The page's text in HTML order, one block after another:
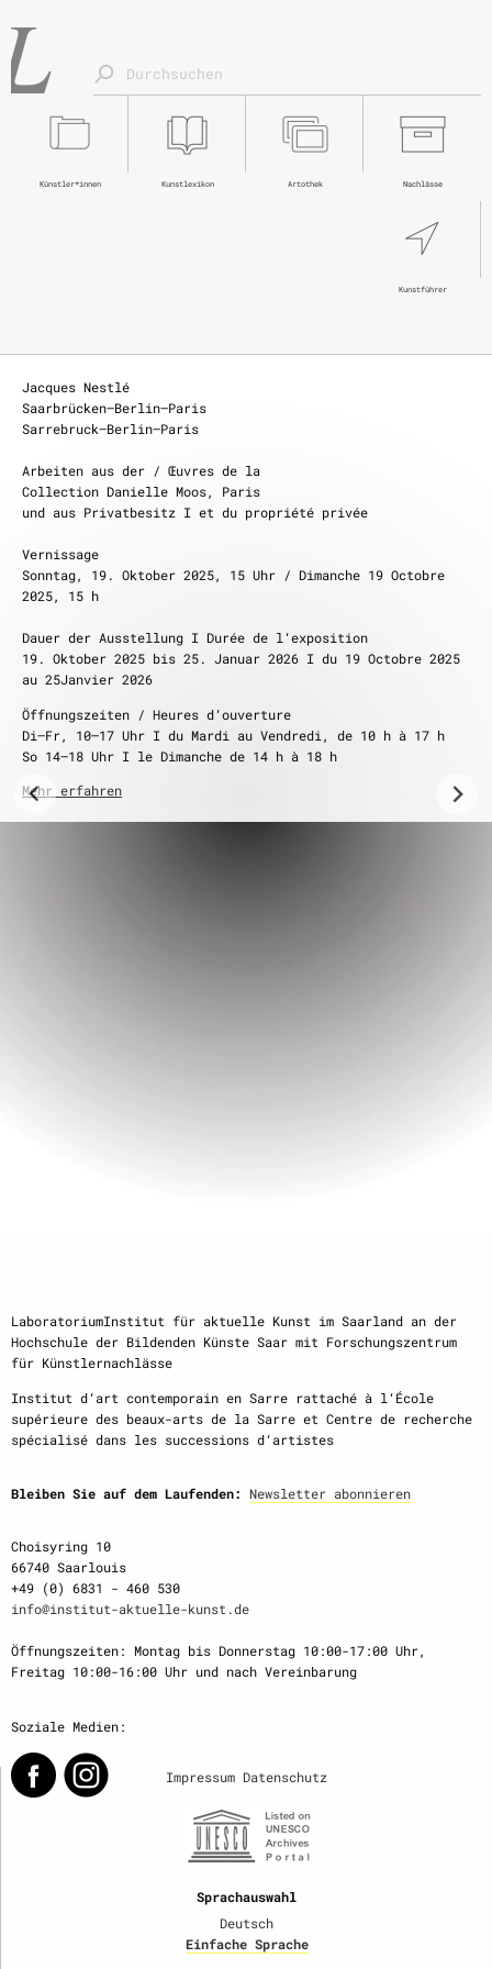
Nachlässe
Artothek
Kunstlexikon
Künstler*innen
Kunstführer
Jacques Nestlé
Saarbrücken—Berlin—Paris
Sarrebruck—Berlin—Paris
Arbeiten aus der / Œuvres de la
Collection Danielle Moos, Paris
und aus Privatbesitz I et du propriété privée
Vernissage
Sonntag, 19. Oktober 2025, 15 Uhr / Dimanche 19 Octobre
2025, 15 h
Dauer der Ausstellung I Durée de l‘exposition
19. Oktober 2025 bis 25. Januar 2026 I du 19 Octobre 2025
au 25Janvier 2026
Öffnungszeiten / Heures d‘ouverture
Di–Fr, 10–17 Uhr I du Mardi au Vendredi, de 10 h à 17 h
So 14–18 Uhr I le Dimanche de 14 h à 18 h
Mehr erfahren
Mehr erfahren
LaboratoriumInstitut für aktuelle Kunst im Saarland an der
Hochschule der Bildenden Künste Saar mit Forschungszentrum
für Künstlernachlässe
Institut d‘art contemporain en Sarre rattaché à l‘École
supérieure des beaux-arts de la Sarre et Centre de recherche
spécialisé dans les successions d‘artistes
Bleiben Sie auf dem Laufenden: Newsletter abonnieren
Choisyring 10
66740 Saarlouis
+49 (0) 6831 - 460 530
info@institut-aktuelle-kunst.de
Öffnungszeiten: Montag bis Donnerstag 10:00-17:00 Uhr,
Freitag 10:00-16:00 Uhr und nach Vereinbarung
Soziale Medien:
Impressum Datenschutz
Sprachauswahl
Deutsch
Einfache Sprache